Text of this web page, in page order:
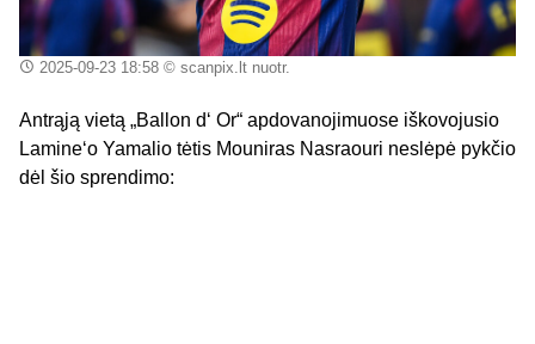
2025-09-23 18:58© scanpix.lt nuotr.
Antrąją vietą „Ballon d‘ Or“ apdovanojimuose iškovojusio
Lamine‘o Yamalio tėtis Mouniras Nasraouri neslėpė pykčio
dėl šio sprendimo: